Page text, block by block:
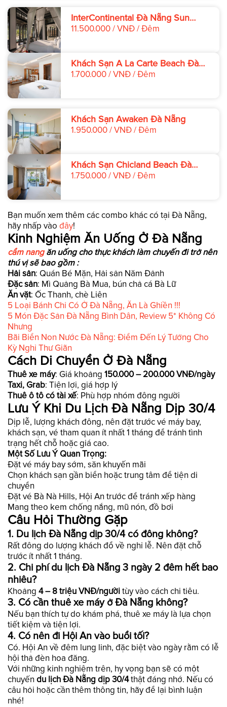
InterContinental Đà Nẵng Sun
Peninsula Resort
11.500.000 / VNĐ / Đêm
Khách Sạn A La Carte Beach Đà
Nẵng
1.700.000 / VNĐ / Đêm
Khách Sạn Awaken Đà Nẵng
1.950.000 / VNĐ / Đêm
Khách Sạn Chicland Beach Đà
Nẵng
1.750.000 / VNĐ / Đêm
Bạn muốn xem thêm các combo khác có tại Đà Nẵng,
hãy nhấp vào đây!
Kinh Nghiệm Ăn Uống Ở Đà Nẵng
cẩm nangăn uống cho thực khách làm chuyến đi trở nên
thú vị sẽ bao gồm :
Hải sản: Quán Bé Mặn, Hải sản Năm Đảnh
Đặc sản: Mì Quảng Bà Mua, bún chả cá Bà Lữ
Ăn vặt: Ốc Thanh, chè Liên
5 Loại Bánh Chỉ Có Ở Đà Nẵng, Ăn Là Ghiền !!!
5 Món Đặc Sản Đà Nẵng Bình Dân, Review 5* Không Có
Nhưng
Bãi Biển Non Nước Đà Nẵng: Điểm Đến Lý Tưởng Cho
Kỳ Nghỉ Thư Giãn
Cách Di Chuyển Ở Đà Nẵng
Thuê xe máy: Giá khoảng 150.000 – 200.000 VNĐ/ngày
Taxi, Grab: Tiện lợi, giá hợp lý
Thuê ô tô có tài xế: Phù hợp nhóm đông người
Lưu Ý Khi Du Lịch Đà Nẵng Dịp 30/4
Dịp lễ, lượng khách đông, nên đặt trước vé máy bay,
khách sạn, vé tham quan ít nhất 1 tháng để tránh tình
trạng hết chỗ hoặc giá cao.
Một Số Lưu Ý Quan Trọng:
Đặt vé máy bay sớm, săn khuyến mãi
Chọn khách sạn gần biển hoặc trung tâm để tiện di
chuyển
Đặt vé Bà Nà Hills, Hội An trước để tránh xếp hàng
Mang theo kem chống nắng, mũ nón, đồ bơi
Câu Hỏi Thường Gặp
1. Du lịch Đà Nẵng dịp 30/4 có đông không?
Rất đông do lượng khách đổ về nghỉ lễ. Nên đặt chỗ
trước ít nhất 1 tháng.
2. Chi phí du lịch Đà Nẵng 3 ngày 2 đêm hết bao
nhiêu?
Khoảng 4 – 8 triệu VNĐ/ngườitùy vào cách chi tiêu.
3. Có cần thuê xe máy ở Đà Nẵng không?
Nếu bạn thích tự do khám phá, thuê xe máy là lựa chọn
tiết kiệm và tiện lợi.
4. Có nên đi Hội An vào buổi tối?
Có. Hội An về đêm lung linh, đặc biệt vào ngày rằm có lễ
hội thả đèn hoa đăng.
Với những kinh nghiệm trên, hy vọng bạn sẽ có một
chuyến du lịch Đà Nẵng dịp 30/4thật đáng nhớ. Nếu có
câu hỏi hoặc cần thêm thông tin, hãy để lại bình luận
nhé!